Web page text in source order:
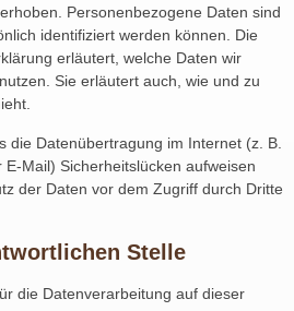
Personenbezogene Daten sind
identifiziert werden können. Die
erläutert, welche Daten wir
Sie erläutert auch, wie und zu
die Datenübertragung im Internet (z. B.
Mail) Sicherheitslücken aufweisen
der Daten vor dem Zugriff durch Dritte
Stelle
die Datenverarbeitung auf dieser